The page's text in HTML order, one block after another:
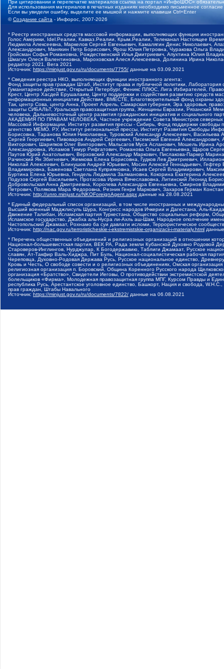
При цитировании и перепечатке материалов ссылка на портал «ИнфоШОС»
Для использования материалов в печатных изданиях необходимо письменное
Если вы увидели ошибку, выделите ее мышкой и нажмите клавиши Ctrl+Enter
©Создание сайта - Инфорос, 2007-2026
* Реестр иностранных средств массовой информации, выполняющих функции
Голос Америки, Idel.Реалии, Кавказ.Реалии, Крым.Реалии, Телеканал Настоящее
Людмила Алексеевна, Маркелов Сергей Евгеньевич, Камалягин Денис Николаевич,
Александрович, Маняхин Петр Борисович, Ярош Юлия Петровна, Чуракова Ольга
Гройсман Софья Романовна, Рождественский Илья Дмитриевич, Апухтина Юлия
Шмагун Олеся Валентиновна, Мароховская Алеся Алексеевна, Долинина Ирина
редактор 2021, Вега 2021
Источник: https://minjust.gov.ru/ru/documents/7755/ данные на 03.09.2021
* Сведения реестра НКО, выполняющих функции иностранного агента:
Фонд защиты прав граждан Штаб, Институт права и публичной политики,
Гуманитарное действие, Открытый Петербург, Феникс ПЛЮС, Лига Избирателей,
Крест, Центр Хасдей Ерушалаим, Центр поддержки и содействия развитию средств
информационных инициатив Действие, ВМЕСТЕ, Благотворительный фонд охраны
Так, центр Сова, центр Анна, Проект Апрель, Самарская губерния, Эра здоровья,
защиты СИБАЛЬТ, Уральская правозащитная группа, Женщины Евразии, Рязанский
человека, Дальневосточный центр развития гражданских инициатив и социального
АКАДЕМИЯ ПО ПРАВАМ ЧЕЛОВЕКА, Частное учреждение Совета Министров северных
Массовой Информации, Институт развития прессы - Сибирь, Фонд поддержки
агентство МЕМО. РУ, Институт региональной прессы, Институт Развития Свободы
Борисовна, Таранова Юлия Николаевна, Туровский Александр Алексеевич,
Сергей Георгиевич, Пивоваров Андрей Сергеевич, Писемский Евгений
Викторович, Шарипков Олег Викторович, Мальсагов Муса Асланович, Мошель Ирина
Александровна, Исламов Тимур Рифгатович, Романова Ольга Евгеньевна, Щаров
Паутов Юрий Анатольевич, Верховский Александр Маркович, Пислакова-Паркер
Рачинский Ян Збигневич, Жемкова Елена Борисовна, Гудков Лев Дмитриевич,
Николай Алексеевич, Блинушов Андрей Юрьевич, Мосин Алексей Геннадьевич,
Владимировна, Баженова Светлана Куприяновна, Исаев Сергей Владимирович,
Буртина Елена Юрьевна, Гендель Людмила Залмановна, Кокорина Екатерина
Подузов Сергей Васильевич, Протасова Ирина Вячеславовна, Литинский Леонид
Добровольская Анна Дмитриевна, Королева Александра Евгеньевна, Смирнов
Петрович, Полякова Мара Федоровна, Резник Генри Маркович, Захаров Герман
Источник: http://unro.minjust.ru/NKOForeignAgent.aspx данные на 28.08.2021
* Единый федеральный список организаций, в том числе иностранных и
Высший военный Маджлисуль Шура, Конгресс народов Ичкерии и Дагестана, Аль-
Движение Талибан, Исламская партия Туркестана, Общество социальных реформ,
Исламское государство, Джабха аль-Нусра ли-Ахль аш-Шам, Народное ополчение
Чистопольский Джамаат, Рохнамо ба суи давлати исломи, Террористическое
Источник: http://nac.gov.ru/terroristicheskie-i-ekstremistskie-organizacii-i-materialy.html
* Перечень общественных объединений и религиозных организаций в отношении
Национал-большевистская партия, ВЕК РА, Рада земли Кубанской Духовно Родовой
Староверов-Инглингов, Нурджулар, К Богодержавию, Таблиги Джамаат, Русское
славян, Ат-Такфир Валь-Хиджра, Пит Буль, Национал-социалистическая рабочая
Череповца, Духовно-Родовая Держава Русь, Русское национальное единство,
Кровь и Честь, О свободе совести и о религиозных объединениях, Омская
религиозная организация п. Боровский, Община Коренного Русского народа
организация «Братство», Свидетели Иеговы, О противодействии экстремистской
болельщиков «Фирма», Молодежная правозащитная группа МПГ, Курсом Правды и
республика Русь, Арестантское уголовное единство, Башкорт, Нация и свобода,
прав граждан, Штабы Навального
Источник: https://minjust.gov.ru/ru/documents/7822/ данные на 06.08.2021